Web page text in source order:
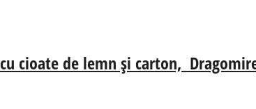
cioate de lemn și carton,